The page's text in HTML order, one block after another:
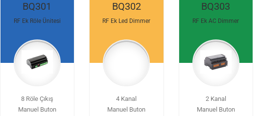
BQ301
RF Ek Röle Ünitesi
8 Röle Çıkış
Manuel Buton
BQ302
RF Ek Led Dimmer
4 Kanal
Manuel Buton
BQ303
RF Ek AC Dimmer
2 Kanal
Manuel Buton